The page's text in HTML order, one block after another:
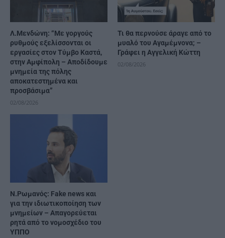
Λ.Μενδώνη: “Με γοργούς
ρυθμούς εξελίσσονται οι
εργασίες στον Τύμβο Καστά,
στην Αμφίπολη – Αποδίδουμε
μνημεία της πόλης
αποκατεστημένα και
προσβάσιμα”
02/08/2026
Τι θα περνούσε άραγε από το
μυαλό του Αγαμέμνονα; –
Γράφει η Αγγελική Κώττη
02/08/2026
Ν.Ρωμανός: Fake news και
για την ιδιωτικοποίηση των
μνημείων – Απαγορεύεται
ρητά από το νομοσχέδιο του
ΥΠΠΟ